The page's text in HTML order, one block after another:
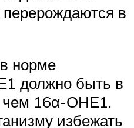
в
норме
должно быть в
чем 16α-ОНЕ1.
избежать